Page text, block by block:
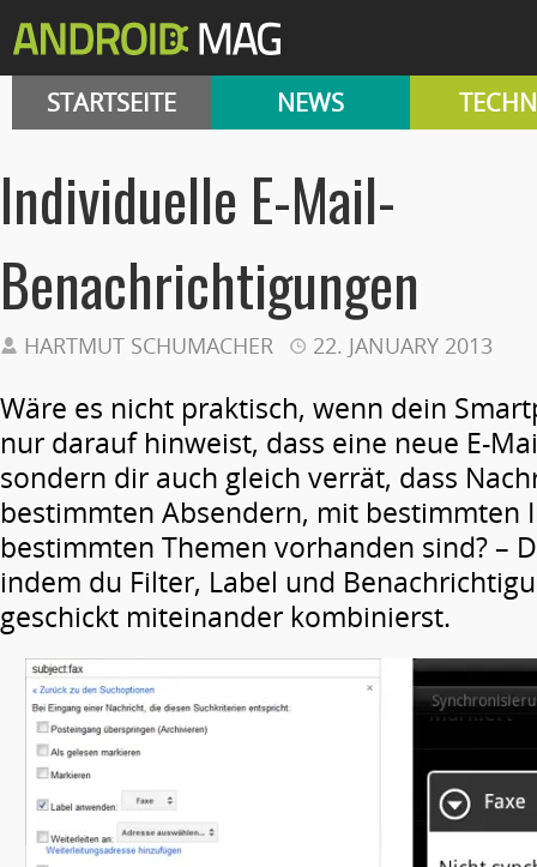
STARTSEITE NEWS
Individuelle E-Mail-
Benachrichtigungen
HARTMUT SCHUMACHER 22. JANUARY 2013
Wäre es nicht praktisch, wenn dein
nur darauf hinweist, dass eine neue E-
sondern dir auch gleich verrät, dass
bestimmten Absendern, mit bestimmten
bestimmten Themen vorhanden sind? –
indem du Filter, Label und
geschickt miteinander kombinierst.